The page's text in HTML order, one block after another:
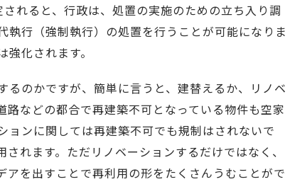
れると、行政は、処置の実施のための立ち入り調
行（強制執行）の処置を行うことが可能になりま
化されます。
のかですが、簡単に言うと、建替えるか、リノベ
などの都合で再建築不可となっている物件も空家
ンに関しては再建築不可でも規制はされないで
れます。ただリノベーションするだけではなく、
を出すことで再利用の形をたくさんうむことがで